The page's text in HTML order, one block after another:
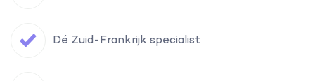
Dé Zuid-Frankrijk specialist